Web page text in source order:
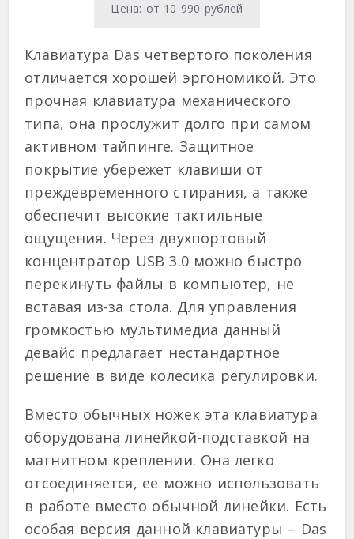
Цена: от 10 990 рублей
Клавиатура Das четвертого поколения
отличается хорошей эргономикой. Это
прочная клавиатура механического
типа, она прослужит долго при самом
активном тайпинге. Защитное
покрытие убережет клавиши от
преждевременного стирания, а также
обеспечит высокие тактильные
ощущения. Через двухпортовый
концентратор USB 3.0 можно быстро
перекинуть файлы в компьютер, не
вставая из-за стола. Для управления
громкостью мультимедиа данный
девайс предлагает нестандартное
решение в виде колесика регулировки.
Вместо обычных ножек эта клавиатура
оборудована линейкой-подставкой на
магнитном креплении. Она легко
отсоединяется, ее можно использовать
в работе вместо обычной линейки. Есть
особая версия данной клавиатуры – Das